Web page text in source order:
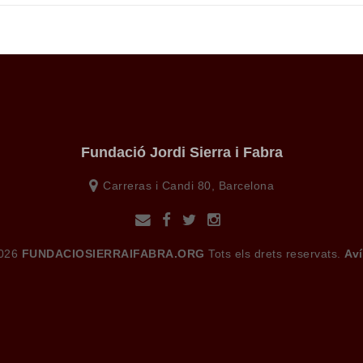
Fundació Jordi Sierra i Fabra
Carreras i Candi 80, Barcelona
FUNDACIOSIERRAIFABRA.ORG Tots els drets reservats.